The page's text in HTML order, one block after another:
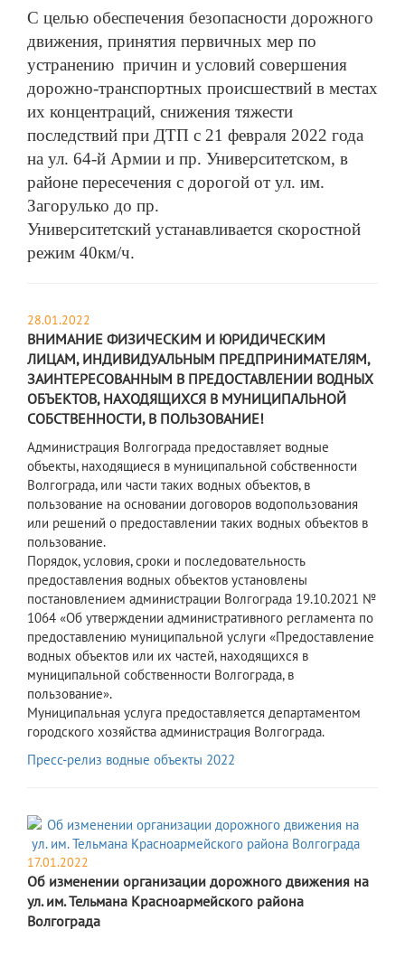
С целью обеспечения безопасности дорожного
движения, принятия первичных мер по
устранению причин и условий совершения
дорожно-транспортных происшествий в местах
их концентраций, снижения тяжести
последствий при ДТП с 21 февраля 2022 года
на ул. 64-й Армии и пр. Университетском, в
районе пересечения с дорогой от ул. им.
Загорулько до пр.
Университетский устанавливается скоростной
режим 40км/ч.
28.01.2022
ВНИМАНИЕ ФИЗИЧЕСКИМ И ЮРИДИЧЕСКИМ
ЛИЦАМ, ИНДИВИДУАЛЬНЫМ ПРЕДПРИНИМАТЕЛЯМ,
ЗАИНТЕРЕСОВАННЫМ В ПРЕДОСТАВЛЕНИИ ВОДНЫХ
ОБЪЕКТОВ, НАХОДЯЩИХСЯ В МУНИЦИПАЛЬНОЙ
СОБСТВЕННОСТИ, В ПОЛЬЗОВАНИЕ!
Администрация Волгограда предоставляет водные
объекты, находящиеся в муниципальной собственности
Волгограда, или части таких водных объектов, в
пользование на основании договоров водопользования
или решений о предоставлении таких водных объектов в
пользование.
Порядок, условия, сроки и последовательность
предоставления водных объектов установлены
постановлением администрации Волгограда 19.10.2021 №
1064 «Об утверждении административного регламента по
предоставлению муниципальной услуги «Предоставление
водных объектов или их частей, находящихся в
муниципальной собственности Волгограда, в
пользование».
Муниципальная услуга предоставляется департаментом
городского хозяйства администрация Волгограда.
Пресс-релиз водные объекты 2022
17.01.2022
Об изменении организации дорожного движения на
ул. им. Тельмана Красноармейского района
Волгограда